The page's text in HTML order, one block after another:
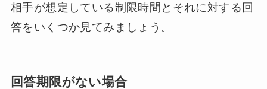
相手が想定している制限時間とそれに対する回
答をいくつか見てみましょう。
回答期限がない場合